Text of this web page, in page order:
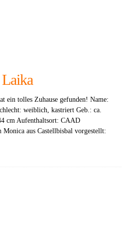
Laika
ein tolles Zuhause gefunden! Name:
weiblich, kastriert Geb.: ca.
cm Aufenthaltsort: CAAD
aus Castellbisbal vorgestellt: